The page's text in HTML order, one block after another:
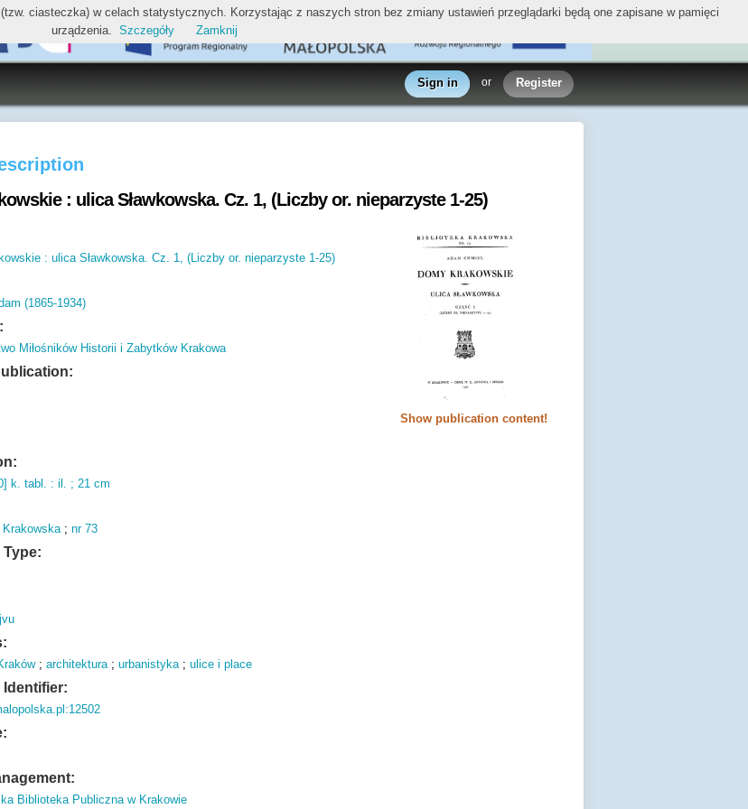
Sign in or Register
: ulica Sławkowska. Cz. 1, (Liczby or. nieparzyste 1-25)
Show publication content!
: ulica Sławkowska. Cz. 1, (Liczby or. nieparzyste 1-25)
(1865-1934)
Miłośników Historii i Zabytków Krakowa
k. tabl. : il. ; 21 cm
Krakowska;nr 73
Type:
;architektura;urbanistyka;ulice i place
Identifier:
Biblioteka Publiczna w Krakowie
ciasteczka) w celach statystycznych. Korzystając z naszych stron bez zmiany ustawień przeglądarki będą one zapisane w pamięci
urządzenia. Szczegóły Zamknij